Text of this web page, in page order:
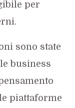
per
sono state
business
piattaforme